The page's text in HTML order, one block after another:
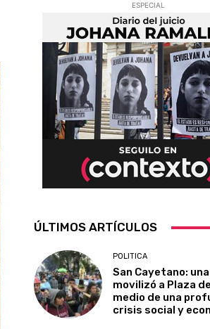
ESPECIAL
ÚLTIMOS ARTÍCULOS
POLITICA
San Cayetano:
movilizó a Plaza
medio de una
crisis social y